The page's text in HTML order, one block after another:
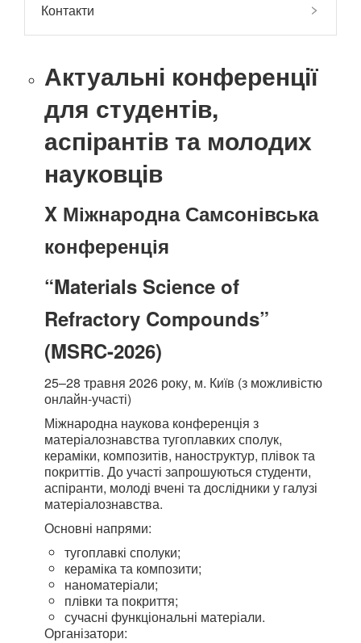
Контакти
Актуальні конференції
для студентів,
аспірантів та молодих
науковців
X Міжнародна Самсонівська
конференція
“Materials Science of
Refractory Compounds”
(MSRC-2026)
25–28 травня 2026 року, м. Київ (з можливістю
онлайн-участі)
Міжнародна наукова конференція з
матеріалознавства тугоплавких сполук,
кераміки, композитів, наноструктур, плівок та
покриттів. До участі запрошуються студенти,
аспіранти, молоді вчені та дослідники у галузі
матеріалознавства.
Основні напрями:
тугоплавкі сполуки;
кераміка та композити;
наноматеріали;
плівки та покриття;
сучасні функціональні матеріали.
Організатори: